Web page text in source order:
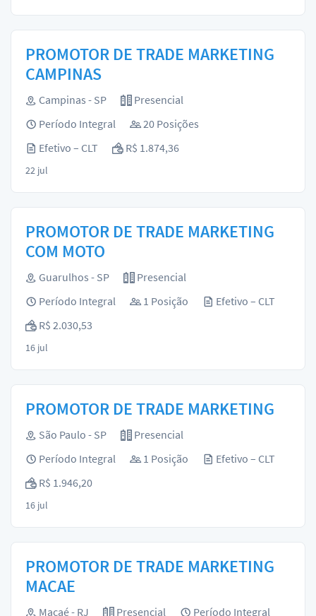
PROMOTOR DE TRADE MARKETING
CAMPINAS
Campinas - SP
Presencial
Período Integral
20 Posições
Efetivo – CLT
R$ 1.874,36
22 jul
PROMOTOR DE TRADE MARKETING
COM MOTO
Guarulhos - SP
Presencial
Período Integral
1 Posição
Efetivo – CLT
R$ 2.030,53
16 jul
PROMOTOR DE TRADE MARKETING
São Paulo - SP
Presencial
Período Integral
1 Posição
Efetivo – CLT
R$ 1.946,20
16 jul
PROMOTOR DE TRADE MARKETING
MACAE
Macaé - RJ Presencial
Período Integral